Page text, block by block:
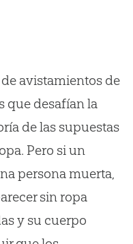
avistamientos de
que desafían la
de las supuestas
Pero si un
persona muerta,
sin ropa
y su cuerpo